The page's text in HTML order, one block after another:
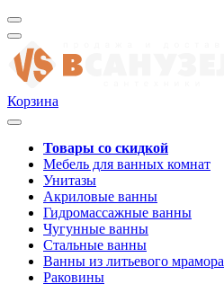
Корзина
Товары со скидкой
Мебель для ванных комнат
Унитазы
Акриловые ванны
Гидромассажные ванны
Чугунные ванны
Стальные ванны
Ванны из литьевого мрамора
Раковины